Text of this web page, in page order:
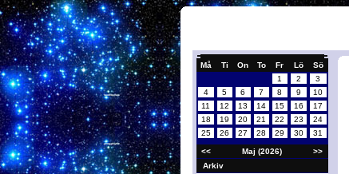
Må Ti On To Fr Lö
Sö
1
2
3
4
5 6 7 8 9
10
11
12 13 14 15 16
17
18
19 20 21 22 23
24
25
26 27 28 29 30 31
<< Maj (2026)
>>
Arkiv